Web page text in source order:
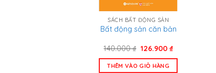
SÁCH BẤT ĐỘNG SẢN
Bất động sản căn bản
140.000₫ Giá
là:
140.000 ₫.
126.900 ₫Giá
tại
THÊM VÀO GIỎ HÀNG